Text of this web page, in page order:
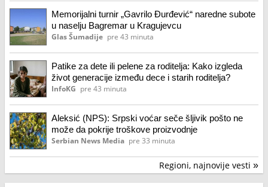
Memorijalni turnir „Gavrilo Đurđević“ naredne subote
u naselju Bagremar u Kragujevcu
Glas Šumadije pre 43 minuta
Patike za dete ili pelene za roditelja: Kako izgleda
život generacije između dece i starih roditelja?
InfoKG pre 43 minuta
Aleksić (NPS): Srpski voćar seče šljivik pošto ne
može da pokrije troškove proizvodnje
Serbian News Media pre 33 minuta
Regioni, najnovije vesti »